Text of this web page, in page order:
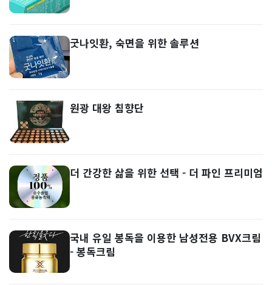
굿나잇환, 숙면을 위한 솔루션
원광 대왕 침향단
더 간강한 삶을 위한 선택 - 더 파인 프리미엄
국내 유일 봉독을 이용한 남성전용 BVX크림
- 봉독크림